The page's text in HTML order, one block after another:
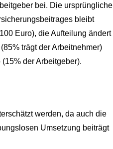
bei. Die ursprüngliche
bleibt
Euro), die Aufteilung ändert
trägt der Arbeitnehmer)
(15% der Arbeitgeber).
werden, da auch die
Umsetzung beiträgt